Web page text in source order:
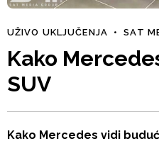
UŽIVO UKLJUČENJA • SAT
Kako
SUV
Kako Mercedes vidi